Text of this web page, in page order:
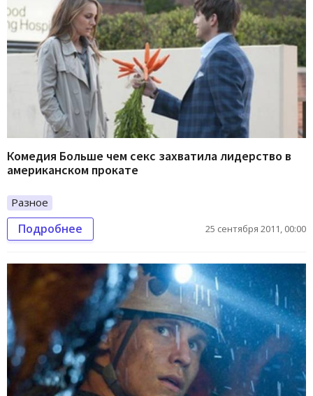
Комедия Больше чем секс захватила лидерство в
американском прокате
Разное
Подробнее 25 сентября 2011, 00:00